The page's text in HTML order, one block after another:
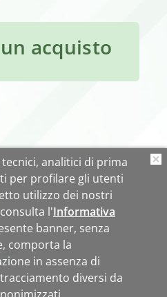
acquisto
analitici di prima
per profilare gli utenti
utilizzo dei nostri
l'Informativa
banner, senza
comporta la
in assenza di
diversi da